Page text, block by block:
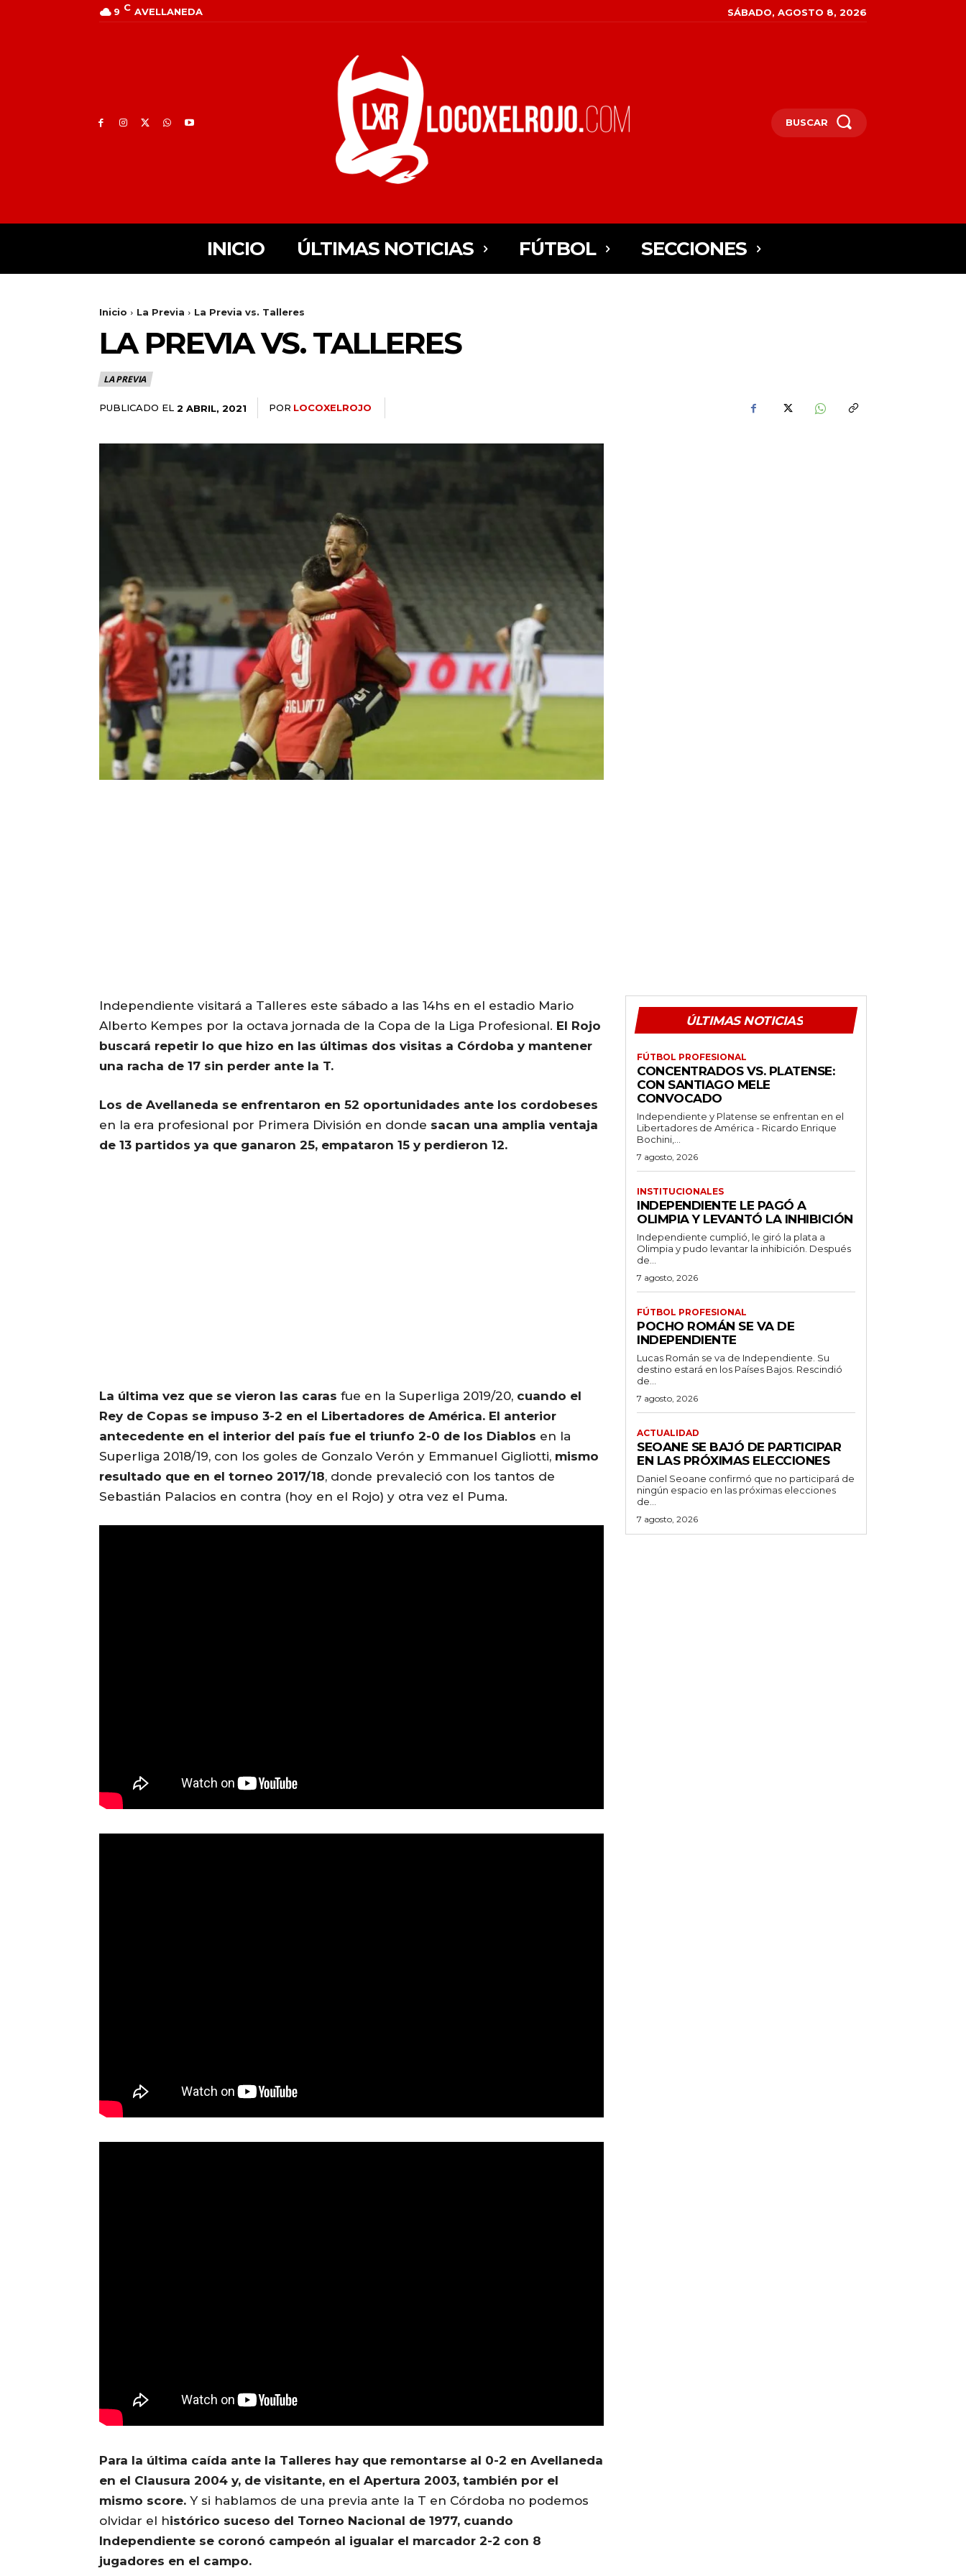
9 C AVELLANEDA SÁBADO, AGOSTO 8, 2026
BUSCAR
INICIO ÚLTIMAS NOTICIAS FÚTBOL SECCIONES
Inicio La Previa La Previa vs. Talleres
LA PREVIA VS. TALLERES
LA PREVIA
PUBLICADO EL 2 ABRIL, 2021 POR LOCOXELROJO
Independiente visitará a Talleres este sábado a las 14hs en el estadio Mario
Alberto Kempes por la octava jornada de la Copa de la Liga Profesional. El Rojo
buscará repetir lo que hizo en las últimas dos visitas a Córdoba y mantener
una racha de 17 sin perder ante la T.
Los de Avellaneda se enfrentaron en 52 oportunidades ante los cordobeses
en la era profesional por Primera División en donde sacan una amplia ventaja
de 13 partidos ya que ganaron 25, empataron 15 y perdieron 12.
La última vez que se vieron las caras fue en la Superliga 2019/20, cuando el
Rey de Copas se impuso 3-2 en el Libertadores de América. El anterior
antecedente en el interior del país fue el triunfo 2-0 de los Diablos en la
Superliga 2018/19, con los goles de Gonzalo Verón y Emmanuel Gigliotti, mismo
resultado que en el torneo 2017/18, donde prevaleció con los tantos de
Sebastián Palacios en contra (hoy en el Rojo) y otra vez el Puma.
Para la última caída ante la Talleres hay que remontarse al 0-2 en Avellaneda
en el Clausura 2004 y, de visitante, en el Apertura 2003, también por el
mismo score. Y si hablamos de una previa ante la T en Córdoba no podemos
olvidar el histórico suceso del Torneo Nacional de 1977, cuando
Independiente se coronó campeón al igualar el marcador 2-2 con 8
jugadores en el campo.
ÚLTIMAS NOTICIAS
FÚTBOL PROFESIONAL
CONCENTRADOS VS. PLATENSE:
CON SANTIAGO MELE
CONVOCADO
Independiente y Platense se enfrentan en el
Libertadores de América - Ricardo Enrique
Bochini,...
7 agosto, 2026
INSTITUCIONALES
INDEPENDIENTE LE PAGÓ A
OLIMPIA Y LEVANTÓ LA INHIBICIÓN
Independiente cumplió, le giró la plata a
Olimpia y pudo levantar la inhibición. Después
de...
7 agosto, 2026
FÚTBOL PROFESIONAL
POCHO ROMÁN SE VA DE
INDEPENDIENTE
Lucas Román se va de Independiente. Su
destino estará en los Países Bajos. Rescindió
de...
7 agosto, 2026
ACTUALIDAD
SEOANE SE BAJÓ DE PARTICIPAR
EN LAS PRÓXIMAS ELECCIONES
Daniel Seoane confirmó que no participará de
ningún espacio en las próximas elecciones
de...
7 agosto, 2026